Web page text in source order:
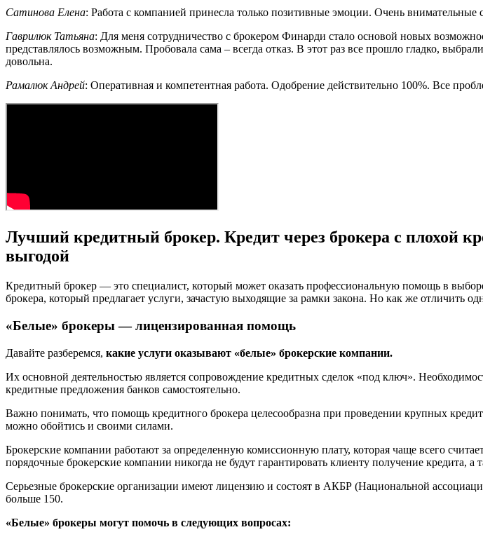
Сатинова Елена: Работа с компанией принесла только позитивные эмоции. Очень внимательные
Гаврилюк Татьяна: Для меня сотрудничество с брокером Финарди стало основой новых
представлялось возможным. Пробовала сама – всегда отказ. В этот раз все прошло гладко,
довольна.
Рамалюк Андрей: Оперативная и компетентная работа. Одобрение действительно 100%. Все
Лучший кредитный брокер. Кредит через брокера с плохой
выгодой
Кредитный брокер — это специалист, который может оказать профессиональную помощь в
брокера, который предлагает услуги, зачастую выходящие за рамки закона. Но как же отличить
«Белые» брокеры — лицензированная помощь
Давайте разберемся, какие услуги оказывают «белые» брокерские компании.
Их основной деятельностью является сопровождение кредитных сделок «под ключ».
кредитные предложения банков самостоятельно.
Важно понимать, что помощь кредитного брокера целесообразна при проведении крупных
можно обойтись и своими силами.
Брокерские компании работают за определенную комиссионную плату, которая чаще всего
порядочные брокерские компании никогда не будут гарантировать клиенту получение кредита, а
Серьезные брокерские организации имеют лицензию и состоят в АКБР (Национальной
больше 150.
«Белые» брокеры могут помочь в следующих вопросах: